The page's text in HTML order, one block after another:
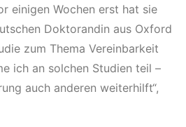
einigen Wochen erst hat sie
Doktorandin aus Oxford
zum Thema Vereinbarkeit
ich an solchen Studien teil –
auch anderen weiterhilft“,